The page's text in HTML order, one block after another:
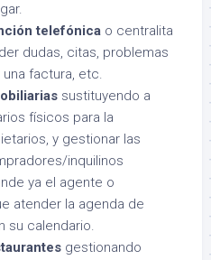
telefónica o centralita
dudas, citas, problemas
factura, etc.
sustituyendo a
físicos para la
y gestionar las
inquilinos
ya el agente o
atender la agenda de
su calendario.
gestionando